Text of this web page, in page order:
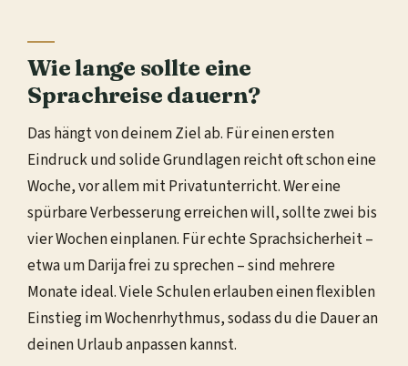
Wie lange sollte eine
Sprachreise dauern?
Das hängt von deinem Ziel ab. Für einen ersten
Eindruck und solide Grundlagen reicht oft schon eine
Woche, vor allem mit Privatunterricht. Wer eine
spürbare Verbesserung erreichen will, sollte zwei bis
vier Wochen einplanen. Für echte Sprachsicherheit –
etwa um Darija frei zu sprechen – sind mehrere
Monate ideal. Viele Schulen erlauben einen flexiblen
Einstieg im Wochenrhythmus, sodass du die Dauer an
deinen Urlaub anpassen kannst.